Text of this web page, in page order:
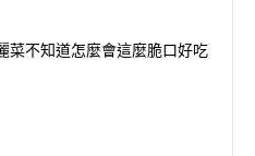
菜不知道怎麼會這麼脆口好吃